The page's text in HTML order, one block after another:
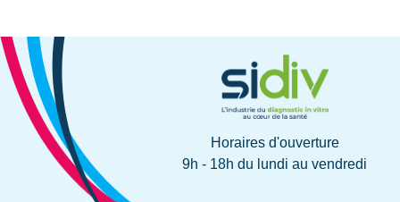
Horaires d'ouverture
9h - 18h du lundi au vendredi